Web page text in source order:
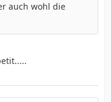
auch wohl die